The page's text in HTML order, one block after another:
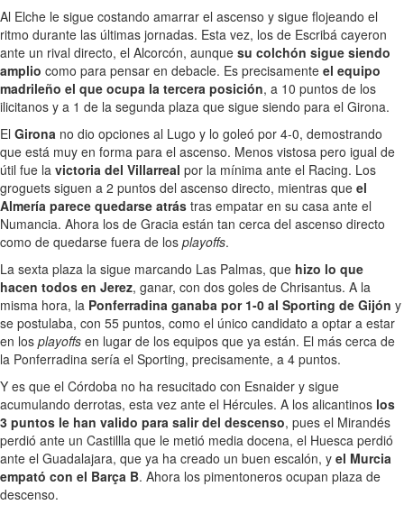
Al Elche le sigue costando amarrar el ascenso y sigue flojeando el
ritmo durante las últimas jornadas. Esta vez, los de Escribá cayeron
ante un rival directo, el Alcorcón, aunque su colchón sigue siendo
amplio como para pensar en debacle. Es precisamente el equipo
madrileño el que ocupa la tercera posición, a 10 puntos de los
ilicitanos y a 1 de la segunda plaza que sigue siendo para el Girona.
El Girona no dio opciones al Lugo y lo goleó por 4-0, demostrando
que está muy en forma para el ascenso. Menos vistosa pero igual de
útil fue la victoria del Villarreal por la mínima ante el Racing. Los
groguets siguen a 2 puntos del ascenso directo, mientras que el
Almería parece quedarse atrás tras empatar en su casa ante el
Numancia. Ahora los de Gracia están tan cerca del ascenso directo
como de quedarse fuera de los playoffs.
La sexta plaza la sigue marcando Las Palmas, que hizo lo que
hacen todos en Jerez, ganar, con dos goles de Chrisantus. A la
misma hora, la Ponferradina ganaba por 1-0 al Sporting de Gijón y
se postulaba, con 55 puntos, como el único candidato a optar a estar
en los playoffs en lugar de los equipos que ya están. El más cerca de
la Ponferradina sería el Sporting, precisamente, a 4 puntos.
Y es que el Córdoba no ha resucitado con Esnaider y sigue
acumulando derrotas, esta vez ante el Hércules. A los alicantinos los
3 puntos le han valido para salir del descenso, pues el Mirandés
perdió ante un Castillla que le metió media docena, el Huesca perdió
ante el Guadalajara, que ya ha creado un buen escalón, y el Murcia
empató con el Barça B. Ahora los pimentoneros ocupan plaza de
descenso.